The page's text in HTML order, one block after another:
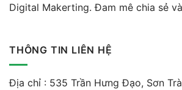
Digital Makerting. Đam mê chia sẻ
THÔNG TIN LIÊN HỆ
Địa chỉ : 535 Trần Hưng Đạo, Sơn